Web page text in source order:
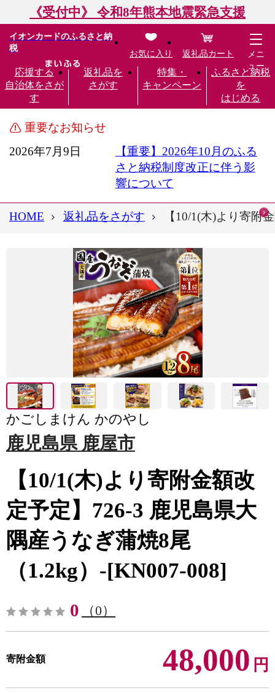
《受付中》 令和8年熊本地震緊急支援
イオンカードのふるさと納
税
応援する
自治体をさが
す
返礼品を
さがす
特集・
キャンペーン
ふるさと納税
を
はじめる
お気に入り 返礼品カート
メニ
ュー
重要なお知らせ
2026年7月9日
【重要】2026年10月のふる
さと納税制度改正に伴う影
響について
HOME 返礼品をさがす 【10/1(木)より寄附
かごしまけん かのやし
鹿児島県 鹿屋市
【10/1(木)より寄附金額改
定予定】726-3 鹿児島県大
隅産うなぎ蒲焼8尾
（1.2kg）-[KN007-008]
0 （0）
寄附金額 48,000 円